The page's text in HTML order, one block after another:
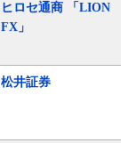
ヒロセ通商 「LION
FX」
松井証券